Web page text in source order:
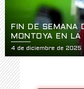
FIN DE SEMANA
MONTOYA EN LA
4 de diciembre de 2025